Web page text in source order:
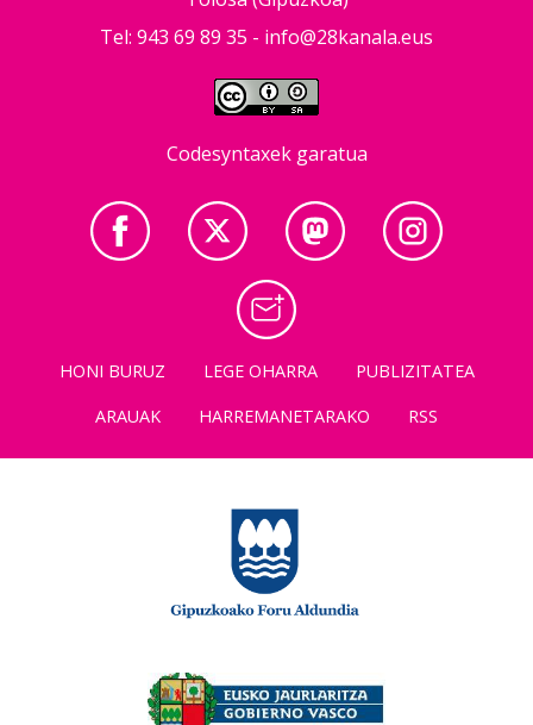
Tel: 943 69 89 35 - info@28kanala.eus
Codesyntaxek garatua
HONI BURUZ LEGE OHARRA
PUBLIZITATEA
ARAUAK
HARREMANETARAKO RSS